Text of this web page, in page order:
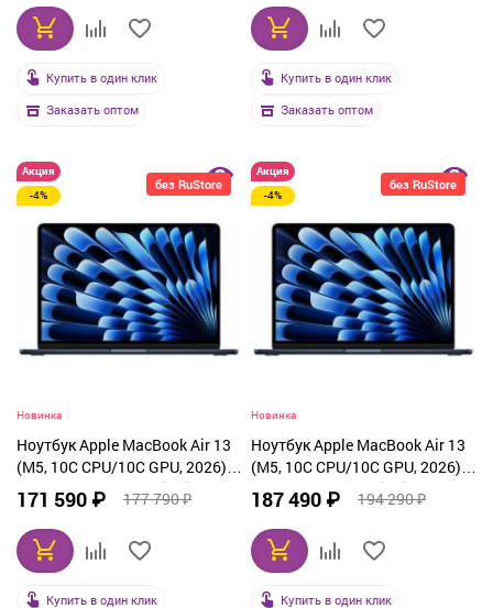
Купить в один клик
Заказать оптом
Купить в один клик
Заказать оптом
без RuStore
Акция
-4%
Новинка
Ноутбук Apple MacBook Air 13
(M5, 10C CPU/10C GPU, 2026),
32 ГБ, 512 ГБ SSD, Midnight
(Z1L60010U)
171 590 ₽ 177 790 ₽
Купить в один клик
без RuStore
Акция
-4%
Новинка
Ноутбук Apple MacBook Air 13
(M5, 10C CPU/10C GPU, 2026),
32 ГБ, 1 ТБ SSD, Midnight
(Z1L8000QC)
187 490 ₽ 194 290 ₽
Купить в один клик